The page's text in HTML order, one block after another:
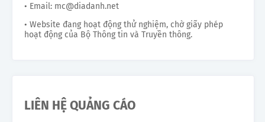
• Email: mc@diadanh.net
• Website đang hoạt động thử nghiệm, chờ giấy phép
hoạt động của Bộ Thông tin và Truyền thông.
LIÊN HỆ QUẢNG CÁO